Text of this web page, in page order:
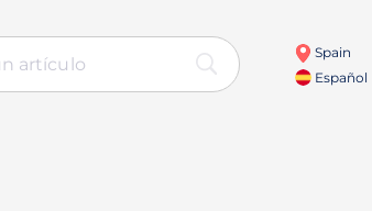
Spain
Español